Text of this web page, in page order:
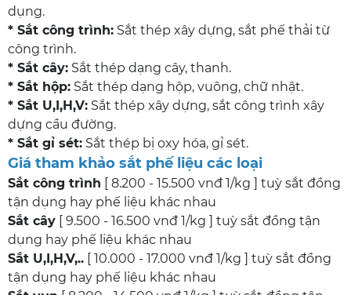
dụng.
* Sắt công trình: Sắt thép xây dựng, sắt phế thải từ
công trình.
* Sắt cây: Sắt thép dạng cây, thanh.
* Sắt hộp: Sắt thép dạng hộp, vuông, chữ nhật.
* Sắt U,I,H,V: Sắt thép xây dựng, sắt công trình xây
dựng cầu đường.
* Sắt gỉ sét: Sắt thép bị oxy hóa, gỉ sét.
Giá tham khảo sắt phế liệu các loại
Sắt công trình [ 8.200 - 15.500 vnđ 1/kg ] tuỳ sắt đồng
tận dụng hay phế liệu khác nhau
Sắt cây [ 9.500 - 16.500 vnđ 1/kg ] tuỳ sắt đồng tận
dụng hay phế liệu khác nhau
Sắt U,I,H,V,.. [ 10.000 - 17.000 vnđ 1/kg ] tuỳ sắt đồng
tận dụng hay phế liệu khác nhau